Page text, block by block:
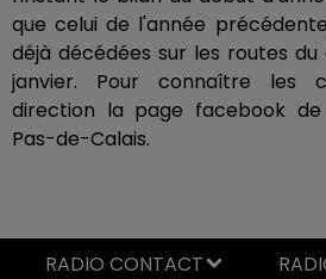
que celui de l'année
déjà décédées sur les routes
janvier. Pour connaître les
direction la page facebook
Pas-de-Calais.